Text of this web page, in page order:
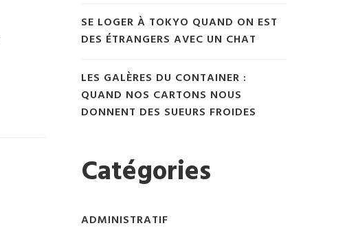
SE LOGER À TOKYO QUAND ON EST
DES ÉTRANGERS AVEC UN CHAT
LES GALÈRES DU CONTAINER :
QUAND NOS CARTONS NOUS
DONNENT DES SUEURS FROIDES
Catégories
ADMINISTRATIF